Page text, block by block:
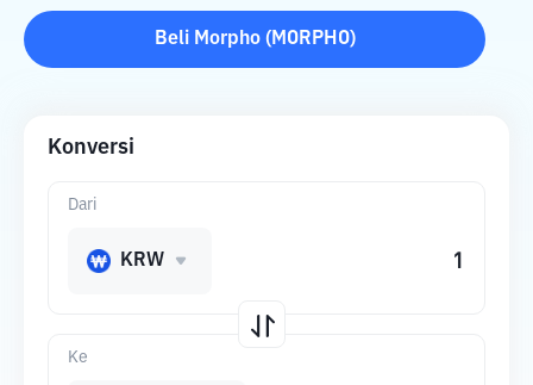
Beli Morpho( MORPHO)
Konversi
Ke
Dari
KRW